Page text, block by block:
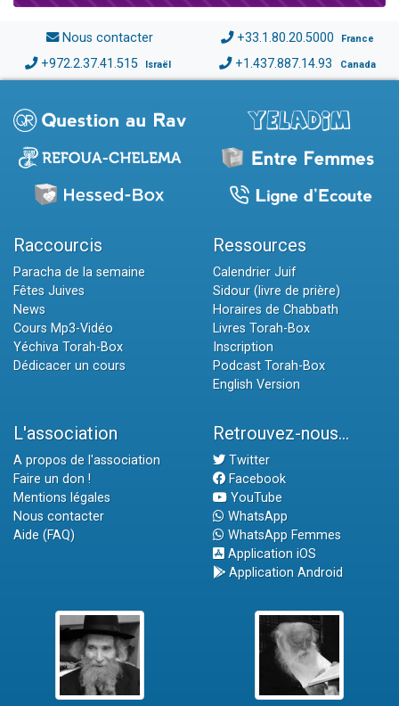
Nous contacter +33.1.80.20.5000 France
+972.2.37.41.515 Israël +1.437.887.14.93 Canada
Raccourcis
Paracha de la semaine
Fêtes Juives
News
Cours Mp3-Vidéo
Yéchiva Torah-Box
Dédicacer un cours
Ressources
Calendrier Juif
Sidour (livre de prière)
Horaires de Chabbath
Livres Torah-Box
Inscription
Podcast Torah-Box
English Version
L'association
A propos de l'association
Faire un don !
Mentions légales
Nous contacter
Aide (FAQ)
Retrouvez-nous...
Twitter
Facebook
YouTube
WhatsApp
WhatsApp Femmes
Application iOS
Application Android